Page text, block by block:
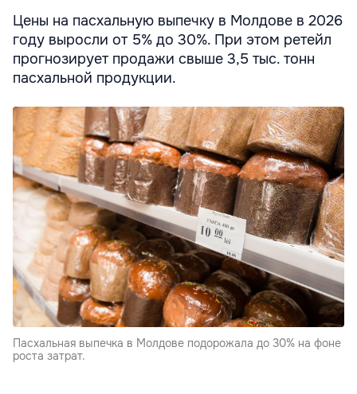
Цены на пасхальную выпечку в Молдове в 2026
году выросли от 5% до 30%. При этом ретейл
прогнозирует продажи свыше 3,5 тыс. тонн
пасхальной продукции.
Пасхальная выпечка в Молдове подорожала до 30% на фоне
роста затрат.